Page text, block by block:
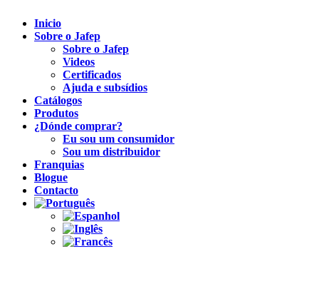
Inicio
Sobre o Jafep
Sobre o Jafep
Videos
Certificados
Ajuda e subsídios
Catálogos
Produtos
¿Dónde comprar?
Eu sou um consumidor
Sou um distribuidor
Franquias
Blogue
Contacto